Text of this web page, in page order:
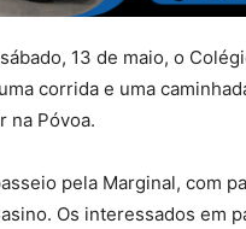
13 de maio, o
corrida e uma
na Póvoa.
pela Marginal, com
Os interessados em